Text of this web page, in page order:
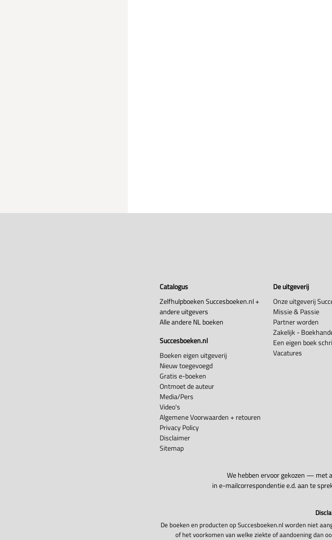
Catalogus
Zelfhulpboeken Succesboeken.nl +
andere uitgevers
Alle andere NL boeken
Succesboeken.nl
Boeken eigen uitgeverij
Nieuw toegevoegd
Gratis e-boeken
Ontmoet de auteur
Media/Pers
Video's
Algemene Voorwaarden + retouren
Privacy Policy
Disclaimer
Sitemap
De uitgeverij
Onze uitgeverij
Missie & Passie
Partner worden
Zakelijk -
Een eigen boek
Vacatures
We hebben ervoor gekozen — met
in e-mailcorrespondentie e.d. aan te
De boeken en producten op Succesboeken.nl worden niet
of het voorkomen van welke ziekte of aandoening dan